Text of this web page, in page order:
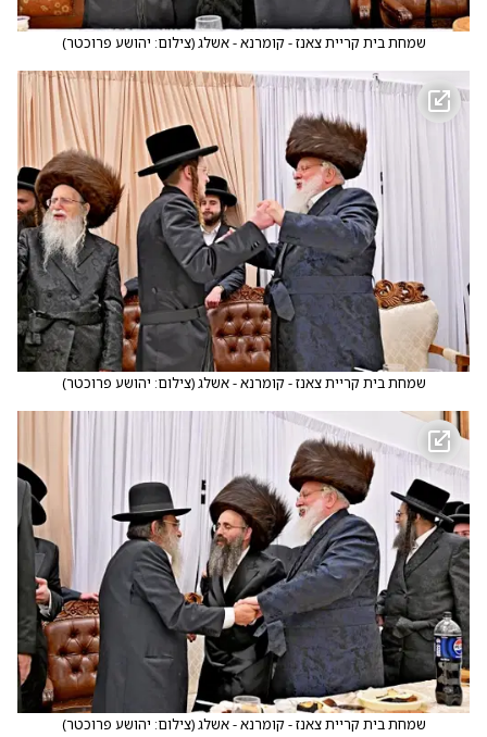
שמחת בית קריית צאנז - קומרנא - אשלג(צילום: יהושע פרוכטר)
שמחת בית קריית צאנז - קומרנא - אשלג(צילום: יהושע פרוכטר)
שמחת בית קריית צאנז - קומרנא - אשלג (צילום: יהושע פרוכטר)